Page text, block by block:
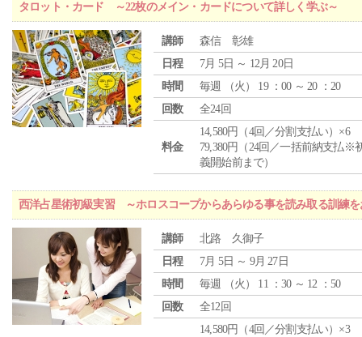
タロット・カード ～22枚のメイン・カードについて詳しく学ぶ～
講師
森信 彰雄
日程
7月 5日 ～ 12月 20日
時間
毎週 （火 ） 19 ：00 ～ 20 ：20
回数
全24回
料金
14,580円（4回／分割支払い）×6
79,380円（24回／一括前納支払※
義開始前まで）
西洋占星術初級実習 ～ホロスコープからあらゆる事を読み取る訓練を
講師
北路 久御子
日程
7月 5日 ～ 9月 27日
時間
毎週 （火 ） 11 ：30 ～ 12 ：50
回数
全12回
14,580円（4回／分割支払い）×3